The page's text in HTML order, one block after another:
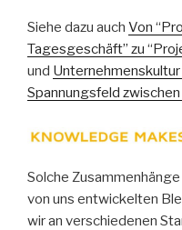
Siehe dazu auch Von
Tagesgeschäft” zu
und
Spannungsfeld zwischen
Solche
von uns entwickelten
wir an verschiedenen